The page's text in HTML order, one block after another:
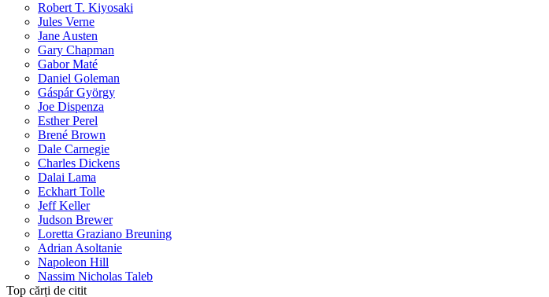
Robert T. Kiyosaki
Jules Verne
Jane Austen
Gary Chapman
Gabor Maté
Daniel Goleman
Gáspár György
Joe Dispenza
Esther Perel
Brené Brown
Dale Carnegie
Charles Dickens
Dalai Lama
Eckhart Tolle
Jeff Keller
Judson Brewer
Loretta Graziano Breuning
Adrian Asoltanie
Napoleon Hill
Nassim Nicholas Taleb
Top cărți de citit